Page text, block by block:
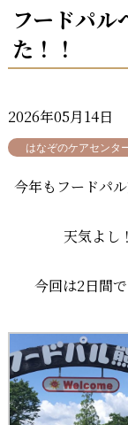
フードパル
た！！
2026年05月14日
はなぞのケアセンタ
今年もフードパ
天気よし
今回は2日間